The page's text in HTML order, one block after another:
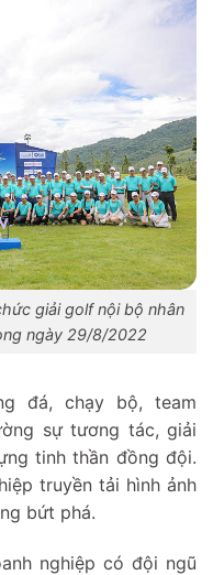
giải golf nội bộ nhân
ngày 29/8/2022
đá, chạy bộ, team
sự tương tác, giải
tinh thần đồng đội.
truyền tải hình ảnh
bứt phá.
nghiệp có đội ngũ